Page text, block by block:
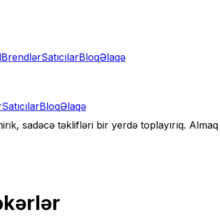
BrendlərSatıcılarBloqƏlaqə
SatıcılarBloqƏlaqə
sadəcə təklifləri bir yerdə toplayırıq.